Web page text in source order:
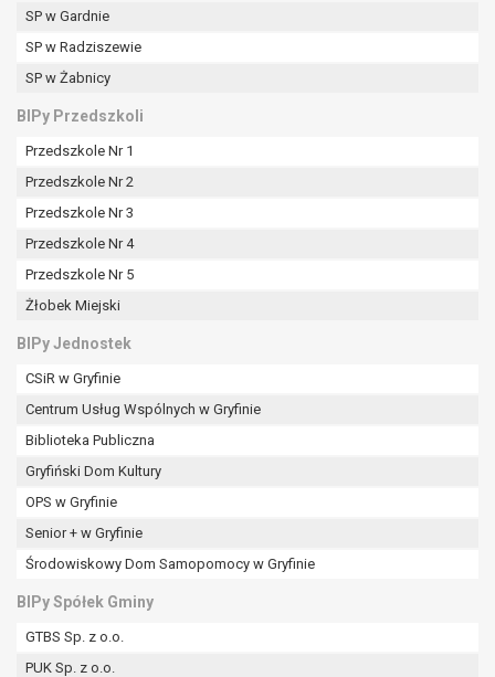
SP w Gardnie
SP w Radziszewie
SP w Żabnicy
BIPy Przedszkoli
Przedszkole Nr 1
Przedszkole Nr 2
Przedszkole Nr 3
Przedszkole Nr 4
Przedszkole Nr 5
Żłobek Miejski
BIPy Jednostek
CSiR w Gryfinie
Centrum Usług Wspólnych w Gryfinie
Biblioteka Publiczna
Gryfiński Dom Kultury
OPS w Gryfinie
Senior + w Gryfinie
Środowiskowy Dom Samopomocy w Gryfinie
BIPy Spółek Gminy
GTBS Sp. z o.o.
PUK Sp. z o.o.
Prezes Urzędu Ochrony Danych Osobowych.
W zależności od sfery, w której przetwarzane są
dobrowolne albo jest wymogiem ustawowym lub
umownym.
zautomatyzowanemu podejmowaniu decyzji, w
tym również profilowaniu.